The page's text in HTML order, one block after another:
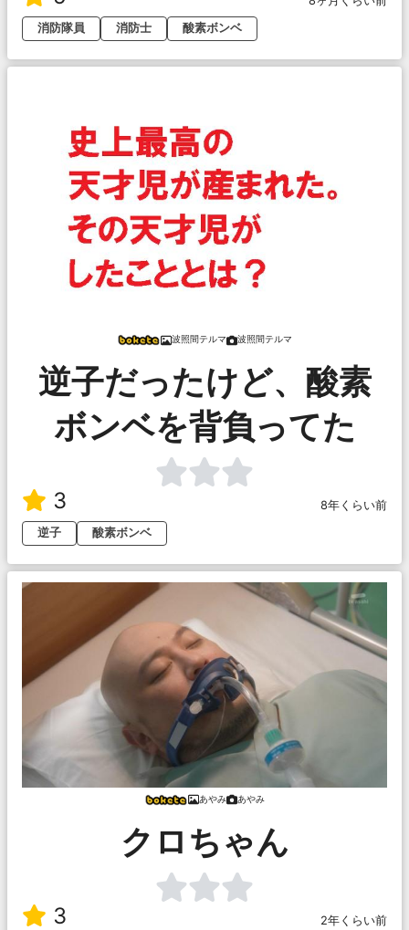
消防隊員
消防士 酸素ボンベ
波照間テルマ 波照間テルマ
逆子だったけど、酸素
ボンベを背負ってた
3
8年くらい前
逆子
酸素ボンベ
あやみ あやみ
クロちゃん
3
2年くらい前